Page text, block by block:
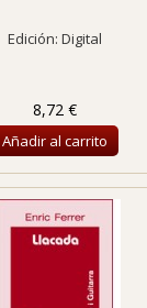
Edición: Digital
8,72 €
Añadir al carrito